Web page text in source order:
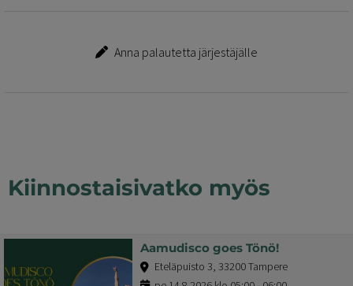
Anna palautetta järjestäjälle
Kiinnostaisivatko myös
Aamudisco goes Tönö!
Eteläpuisto 3, 33200 Tampere